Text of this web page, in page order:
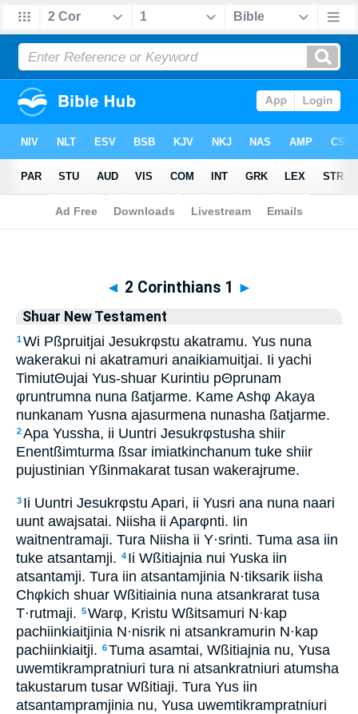
Biblia>Shuar New Testament > 2 Corinthians 1
◄ 2 Corinthians 1 ►
Shuar New Testament
1Wi Pßpruitjai Jesukrφstu akatramu. Yus nuna
wakerakui ni akatramuri anaikiamuitjai. Ii yachi
TimiutΘujai Yus-shuar Kurintiu pΘprunam
φruntrumna nuna ßatjarme. Kame Ashφ Akaya
nunkanam Yusna ajasurmena nunasha ßatjarme.
2Apa Yussha, ii Uuntri Jesukrφstusha shiir
Enentßimturma ßsar imiatkinchanum tuke shiir
pujustinian Yßinmakarat tusan wakerajrume.
3 Ii Uuntri Jesukrφstu Apari, ii Yusri ana nuna naari
uunt awajsatai. Niisha ii Aparφnti. Iin
waitnentramaji. Tura Niisha ii Y·srinti. Tuma asa iin
tuke atsantamji. 4 Ii Wßitiajnia nui Yuska iin
atsantamji. Tura iin atsantamjinia N·tiksarik iisha
Chφkich shuar Wßitiainia nuna atsankrarat tusa
T·rutmaji. 5Warφ, Kristu Wßitsamuri N·kap
pachiinkiaitjinia N·nisrik ni atsankramurin N·kap
pachiinkiaitji. 6Tuma asamtai, Wßitiajnia nu, Yusa
uwemtikrampratniuri tura ni atsankratniuri atumsha
takustarum tusar Wßitiaji. Tura Yus iin
atsantampramjinia nu, Yusa uwemtikrampratniuri